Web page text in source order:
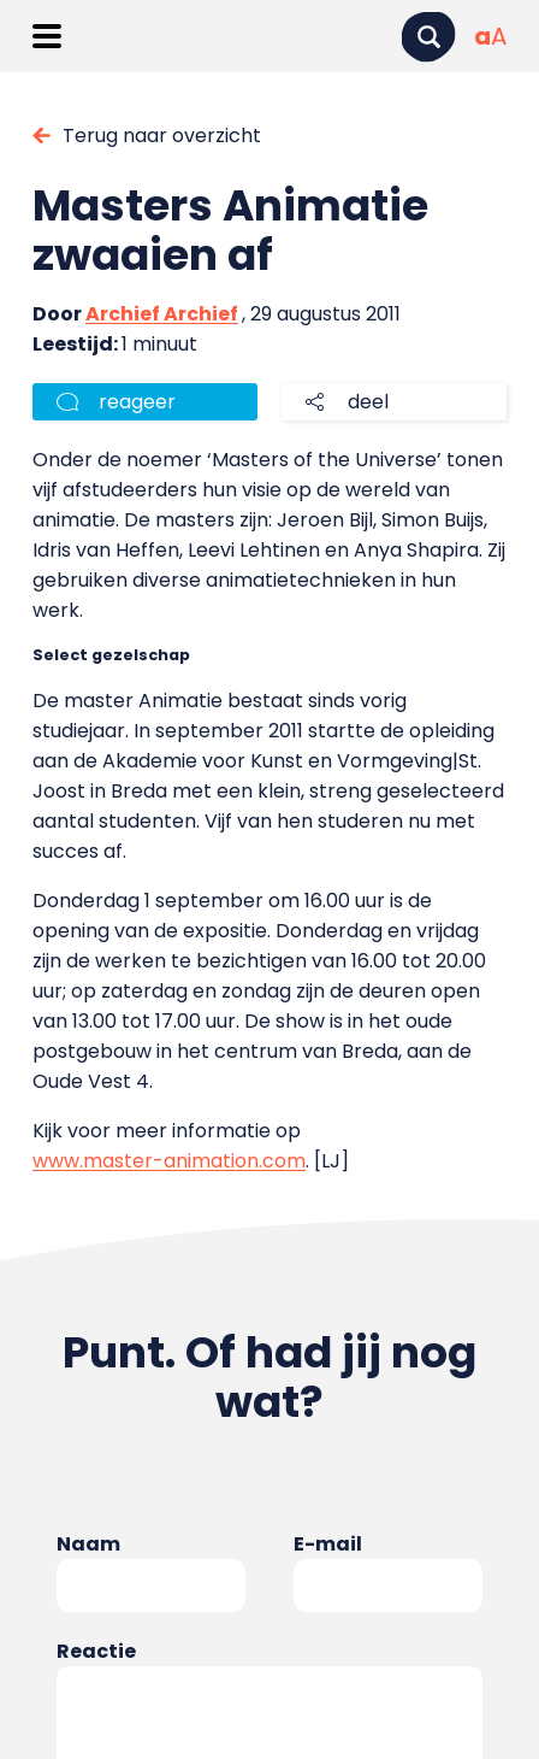
aA
Terug naar overzicht
Masters Animatie
zwaaien af
DoorArchief Archief, 29 augustus 2011
Leestijd:1 minuut
reageer deel
Onder de noemer ‘Masters of the Universe’ tonen
vijf afstudeerders hun visie op de wereld van
animatie. De masters zijn: Jeroen Bijl, Simon Buijs,
Idris van Heffen, Leevi Lehtinen en Anya Shapira. Zij
gebruiken diverse animatietechnieken in hun
werk.
Select gezelschap
De master Animatie bestaat sinds vorig
studiejaar. In september 2011 startte de opleiding
aan de Akademie voor Kunst en Vormgeving|St.
Joost in Breda met een klein, streng geselecteerd
aantal studenten. Vijf van hen studeren nu met
succes af.
Donderdag 1 september om 16.00 uur is de
opening van de expositie. Donderdag en vrijdag
zijn de werken te bezichtigen van 16.00 tot 20.00
uur; op zaterdag en zondag zijn de deuren open
van 13.00 tot 17.00 uur. De show is in het oude
postgebouw in het centrum van Breda, aan de
Oude Vest 4.
Kijk voor meer informatie op
www.master-animation.com. [LJ]
Punt. Of had jij nog
wat?
Naam E-mail
Reactie